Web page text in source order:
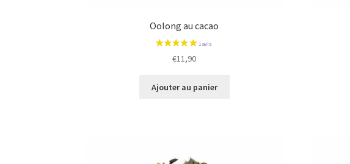
Oolong au cacao
€11,90
Ajouter au panier